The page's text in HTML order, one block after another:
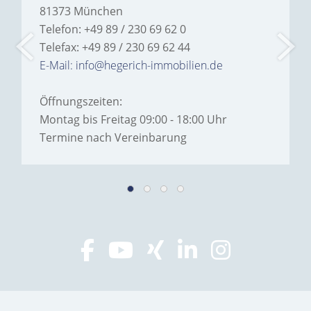
81373 München
Telefon: +49 89 / 230 69 62 0
Telefax: +49 89 / 230 69 62 44
E-Mail: info@hegerich-immobilien.de
Öffnungszeiten:
Montag bis Freitag 09:00 - 18:00 Uhr
Termine nach Vereinbarung